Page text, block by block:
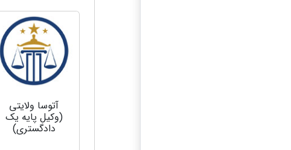
آتوسا ولایتی
(وکیل پایه یک
دادگستری)